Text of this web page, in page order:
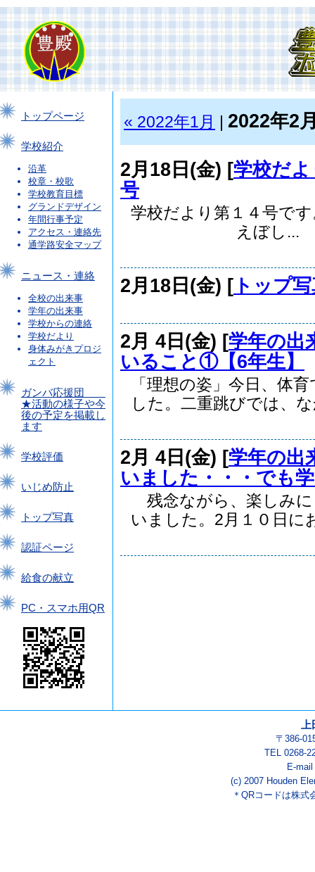
トップページ
学校紹介
沿革
校章・校歌
学校教育目標
グランドデザイン
年間行事予定
アクセス・連絡先
通学路安全マップ
ニュース・連絡
全校の出来事
学年の出来事
学校からの連絡
学校だより
身体みがきプロジ
ェクト
ガンバ応援団
★活動の様子や今
後の予定を掲載し
ます
学校評価
いじめ防止
トップ写真
認証ページ
給食の献立
PC・スマホ用QR
« 2022年1月 2022年2
2月18日(金) [学校だ
号
学校だより第１４号で
えぼし...
2月18日(金) [ トップ
2月 4日(金) [学年の出
いること①【6年生】
「理想の姿」今日、体
した。二重跳びでは、
2月 4日(金) [学年の出
いました・・・でも
残念ながら、楽しみ
いました。2月１０日に
〒386-
TEL 0268-
E-mail
(c) 2007 Houden
＊QRコードは株式